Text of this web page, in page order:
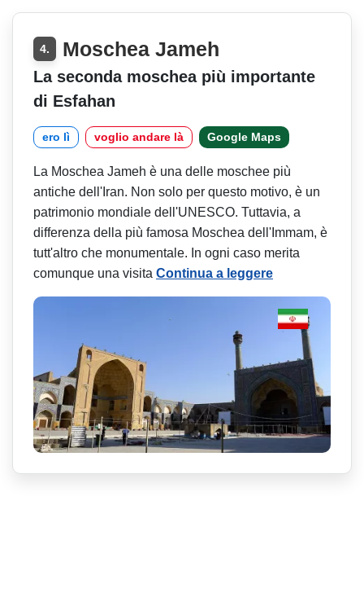
4. Moschea Jameh
La seconda moschea più importante
di Esfahan
ero lì voglio andare là Google Maps
La Moschea Jameh è una delle moschee più
antiche dell'Iran. Non solo per questo motivo, è un
patrimonio mondiale dell'UNESCO. Tuttavia, a
differenza della più famosa Moschea dell'Immam, è
tutt'altro che monumentale. In ogni caso merita
comunque una visita Continua a leggere